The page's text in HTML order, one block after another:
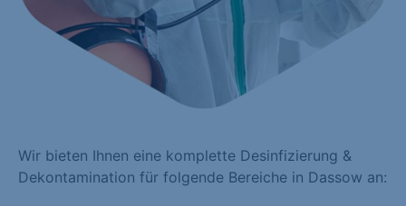
Wir bieten Ihnen eine komplette Desinfizierung &
Dekontamination für folgende Bereiche in Dassow an: